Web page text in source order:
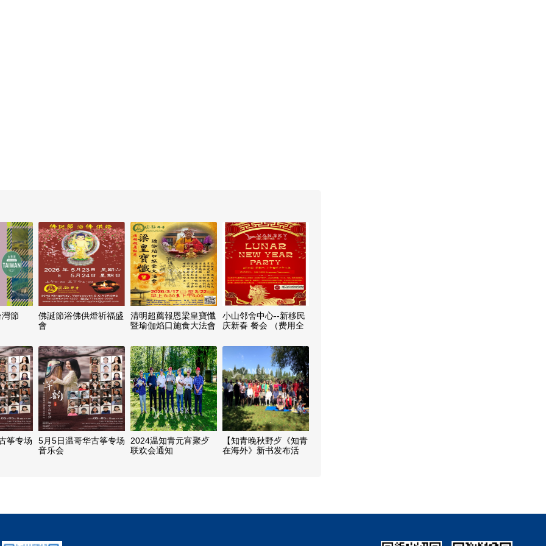
節
佛誕節浴佛供燈祈福盛
會
清明超薦報恩梁皇寶懺
暨瑜伽焰口施食大法會
小山邻舍中心--新移民
庆新春 餐会 （费用全
筝专场
5月5日温哥华古筝专场
音乐会
2024温知青元宵聚歺
联欢会通知
【知青晚秋野歺《知青
在海外》新书发布活